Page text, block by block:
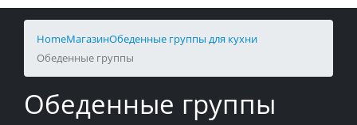
HomeМагазинОбеденные группы для кухни
Обеденные группы
Обеденные группы